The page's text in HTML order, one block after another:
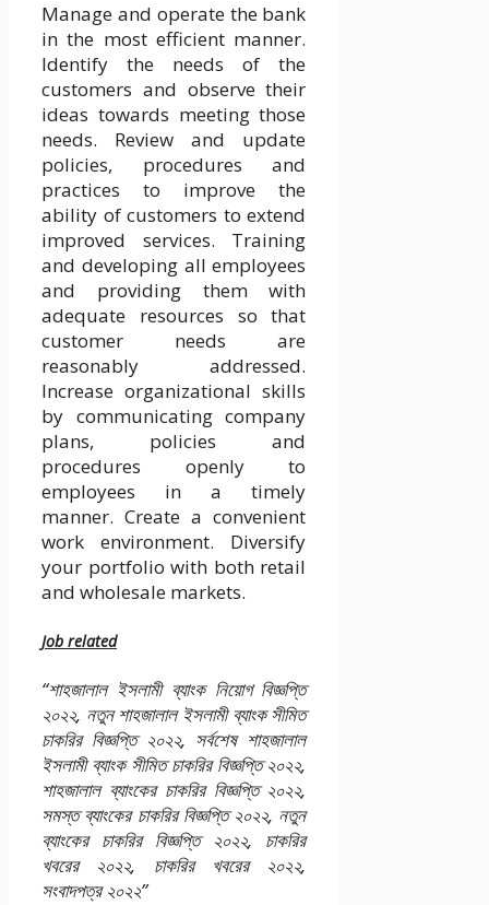
Manage and operate the bank
in the most efficient manner.
Identify the needs of the
customers and observe their
ideas towards meeting those
needs. Review and update
policies, procedures and
practices to improve the
ability of customers to extend
improved services. Training
and developing all employees
and providing them with
adequate resources so that
customer needs are
reasonably addressed.
Increase organizational skills
by communicating company
plans, policies and
procedures openly to
employees in a timely
manner. Create a convenient
work environment. Diversify
your portfolio with both retail
and wholesale markets.
Job related
“শাহজালাল ইসলামী ব্যাংক নিয়োগ বিজ্ঞপ্তি
২০২২, নতুন শাহজালাল ইসলামী ব্যাংক সীমিত
চাকরির বিজ্ঞপ্তি ২০২২, সর্বশেষ শাহজালাল
ইসলামী ব্যাংক সীমিত চাকরির বিজ্ঞপ্তি ২০২২,
শাহজালাল ব্যাংকের চাকরির বিজ্ঞপ্তি ২০২২,
সমস্ত ব্যাংকের চাকরির বিজ্ঞপ্তি ২০২২, নতুন
ব্যাংকের চাকরির বিজ্ঞপ্তি ২০২২, চাকরির
খবরের ২০২২, চাকরির খবরের ২০২২,
সংবাদপত্র ২০২২”